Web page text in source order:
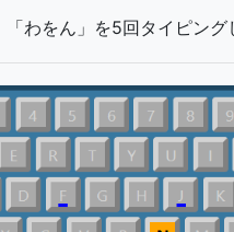
「わをん」を5回タイピン